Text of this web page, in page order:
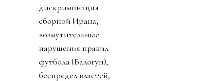
дискриминация
сборной Ирана,
возмутительные
нарушения правил
футбола (Балогун),
беспредел властей,